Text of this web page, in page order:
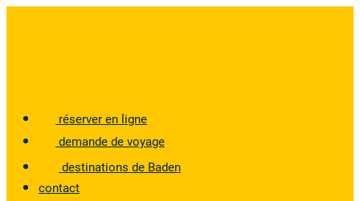
réserver en ligne
demande de voyage
destinations de Baden
contact